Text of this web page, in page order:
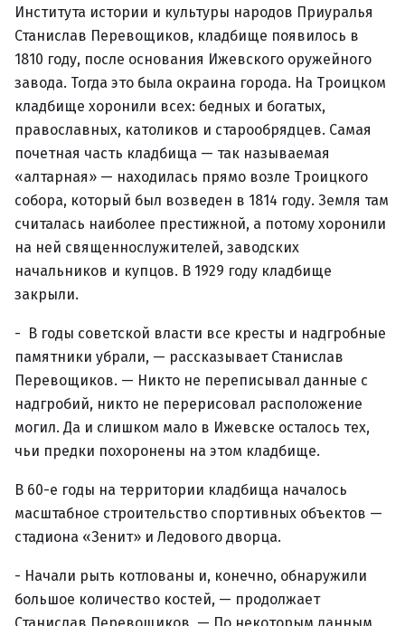
Института истории и культуры народов Приуралья
Станислав Перевощиков, кладбище появилось в
1810 году, после основания Ижевского оружейного
завода. Тогда это была окраина города. На Троицком
кладбище хоронили всех: бедных и богатых,
православных, католиков и старообрядцев. Самая
почетная часть кладбища — так называемая
«алтарная» — находилась прямо возле Троицкого
собора, который был возведен в 1814 году. Земля там
считалась наиболее престижной, а потому хоронили
на ней священнослужителей, заводских
начальников и купцов. В 1929 году кладбище
закрыли.
- В годы советской власти все кресты и надгробные
памятники убрали, — рассказывает Станислав
Перевощиков. — Никто не переписывал данные с
надгробий, никто не перерисовал расположение
могил. Да и слишком мало в Ижевске осталось тех,
чьи предки похоронены на этом кладбище.
В 60-е годы на территории кладбища началось
масштабное строительство спортивных объектов —
стадиона «Зенит» и Ледового дворца.
- Начали рыть котлованы и, конечно, обнаружили
большое количество костей, — продолжает